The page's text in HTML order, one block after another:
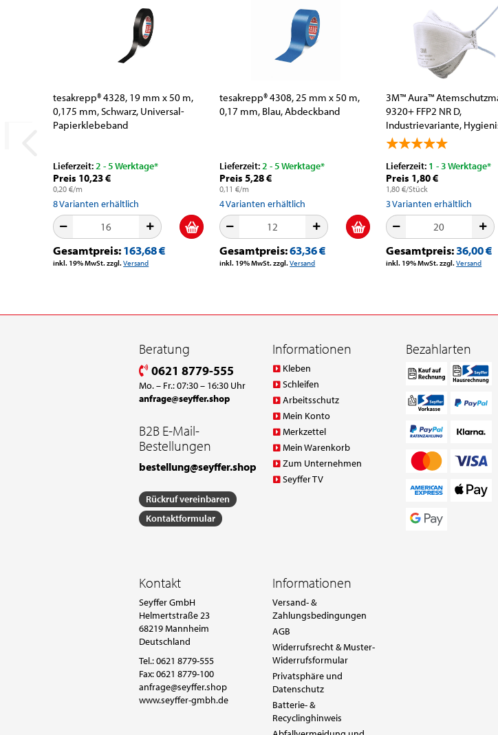
tesakrepp® 4328, 19 mm x 50 m,
0,175 mm, Schwarz, Universal-
Papierklebeband
Lieferzeit:2 - 5 Werktage*
Preis 10,23 €
0,20 €/m
8Varianten erhältlich
Gesamtpreis:163,68 €
inkl. 19% MwSt. zzgl.Versand
tesakrepp® 4308, 25 mm x 50 m,
0,17 mm, Blau, Abdeckband
Lieferzeit:2 - 5 Werktage*
Preis 5,28 €
0,11 €/m
4Varianten erhältlich
Gesamtpreis:63,36 €
inkl. 19% MwSt. zzgl.Versand
3M™ Aura™
9320+ FFP2 NR D,
Industrievariante,
einzelverpackt,...
Lieferzeit: 1 - 3 Werktage*
Preis 1,80 €
1,80 €/Stück
3Varianten erhältlich
Gesamtpreis:36,00 €
inkl. 19% MwSt. zzgl.Versand
Beratung
0621 8779-555
Mo. – Fr.: 07:30 – 16:30 Uhr
anfrage@seyffer.shop
B2B E-Mail-
Bestellungen
bestellung@seyffer.shop
Rückruf vereinbaren
Kontaktformular
Informationen
Kleben
Schleifen
Arbeitsschutz
Mein Konto
Merkzettel
Mein Warenkorb
Zum Unternehmen
Seyffer TV
Bezahlarten
Kontakt
Seyffer GmbH
Helmertstraße 23
68219 Mannheim
Deutschland
Tel.:0621 8779-555
Fax: 0621 8779-100
anfrage@seyffer.shop
www.seyffer-gmbh.de
Informationen
Versand- &
Zahlungsbedingungen
AGB
Widerrufsrecht & Muster-
Widerrufsformular
Privatsphäre und
Datenschutz
Batterie- &
Recyclinghinweis